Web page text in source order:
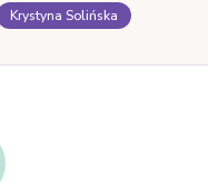
Krystyna Solińska